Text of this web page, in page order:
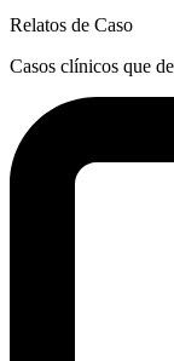
Relatos de Caso
Casos clínicos que